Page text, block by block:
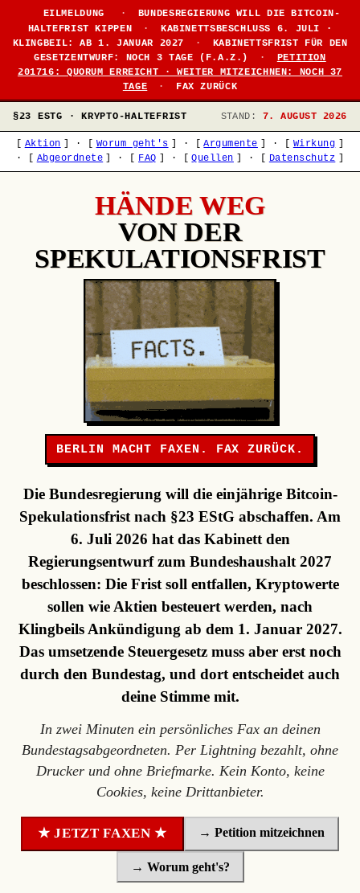
EILMELDUNG ·
BUNDESREGIERUNG WILL DIE BITCOIN-
HALTEFRIST KIPPEN
·
KABINETTSBESCHLUSS 6. JULI ·
KLINGBEIL: AB 1. JANUAR 2027
·
KABINETTSFRIST FÜR DEN
GESETZENTWURF: NOCH 3 TAGE (F.A.Z.)
·
PETITION
201716: QUORUM ERREICHT · WEITER MITZEICHNEN: NOCH 37
TAGE
· FAX ZURÜCK
§23 ESTG · KRYPTO-HALTEFRIST STAND: 7. AUGUST 2026
Aktion · Worum geht's · Argumente · Wirkung
·
Abgeordnete · FAQ · Quellen · Datenschutz
HÄNDE WEG
VON DER
SPEKULATIONSFRIST
BERLIN MACHT FAXEN. FAX ZURÜCK.
Die Bundesregierung will die einjährige Bitcoin-
Spekulationsfrist nach §23 EStG abschaffen. Am
6. Juli 2026 hat das Kabinett den
Regierungsentwurf zum Bundeshaushalt 2027
beschlossen: Die Frist soll entfallen, Kryptowerte
sollen wie Aktien besteuert werden, nach
Klingbeils Ankündigung ab dem 1. Januar 2027.
Das umsetzende Steuergesetz muss aber erst noch
durch den Bundestag, und dort entscheidet auch
deine Stimme mit.
In zwei Minuten ein persönliches Fax an deinen
Bundestagsabgeordneten. Per Lightning bezahlt, ohne
Drucker und ohne Briefmarke. Kein Konto, keine
Cookies, keine Drittanbieter.
★ JETZT FAXEN ★ → Petition mitzeichnen
→ Worum geht's?